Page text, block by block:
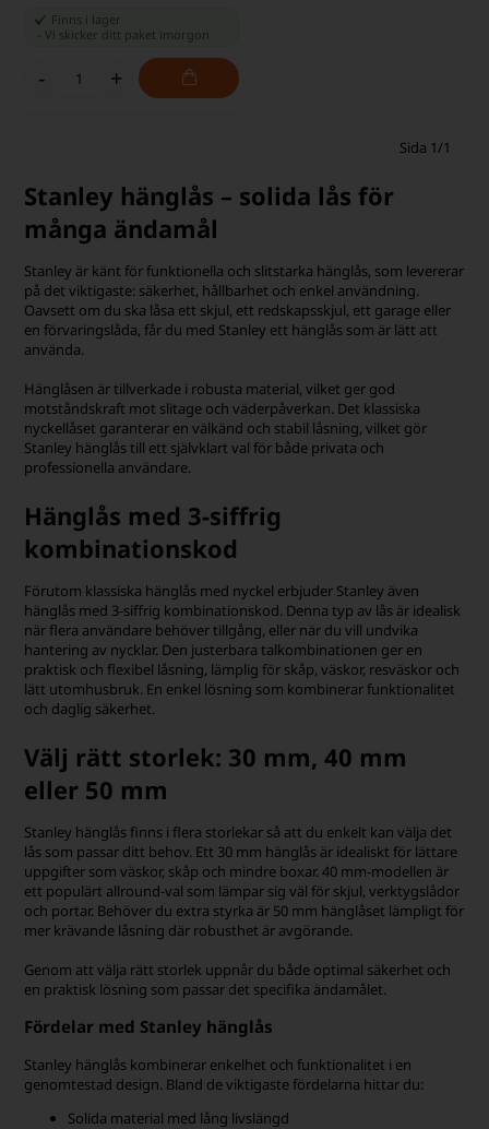
Finns i lager
-Vi skicker ditt paket imorgon
- +
Sida 1/1
Stanley hänglås – solida lås för
många ändamål
Stanley är känt för funktionella och slitstarka hänglås, som levererar
på det viktigaste: säkerhet, hållbarhet och enkel användning.
Oavsett om du ska låsa ett skjul, ett redskapsskjul, ett garage eller
en förvaringslåda, får du med Stanley ett hänglås som är lätt att
använda.
Hänglåsen är tillverkade i robusta material, vilket ger god
motståndskraft mot slitage och väderpåverkan. Det klassiska
nyckellåset garanterar en välkänd och stabil låsning, vilket gör
Stanley hänglås till ett självklart val för både privata och
professionella användare.
Hänglås med 3-siffrig
kombinationskod
Förutom klassiska hänglås med nyckel erbjuder Stanley även
hänglås med 3-siffrig kombinationskod. Denna typ av lås är idealisk
när flera användare behöver tillgång, eller när du vill undvika
hantering av nycklar. Den justerbara talkombinationen ger en
praktisk och flexibel låsning, lämplig för skåp, väskor, resväskor och
lätt utomhusbruk. En enkel lösning som kombinerar funktionalitet
och daglig säkerhet.
Välj rätt storlek: 30 mm, 40 mm
eller 50 mm
Stanley hänglås finns i flera storlekar så att du enkelt kan välja det
lås som passar ditt behov. Ett 30 mm hänglås är idealiskt för lättare
uppgifter som väskor, skåp och mindre boxar. 40 mm-modellen är
ett populärt allround-val som lämpar sig väl för skjul, verktygslådor
och portar. Behöver du extra styrka är 50 mm hänglåset lämpligt för
mer krävande låsning där robusthet är avgörande.
Genom att välja rätt storlek uppnår du både optimal säkerhet och
en praktisk lösning som passar det specifika ändamålet.
Fördelar med Stanley hänglås
Stanley hänglås kombinerar enkelhet och funktionalitet i en
genomtestad design. Bland de viktigaste fördelarna hittar du:
Solida material med lång livslängd